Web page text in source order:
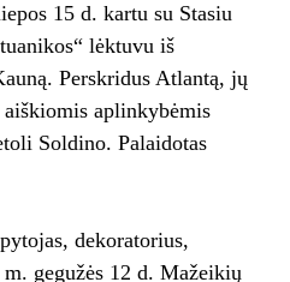
15 d. kartu su Stasiu
lėktuvu iš
Perskridus Atlantą, jų
aplinkybėmis
Soldino. Palaidotas
dekoratorius,
gegužės 12 d. Mažeikių